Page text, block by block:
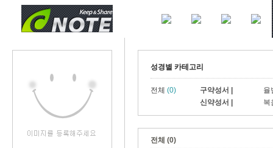
성경별 카테고리
전체 (0) 구약성서 |
율
신약성서 |
복
전체 (0)